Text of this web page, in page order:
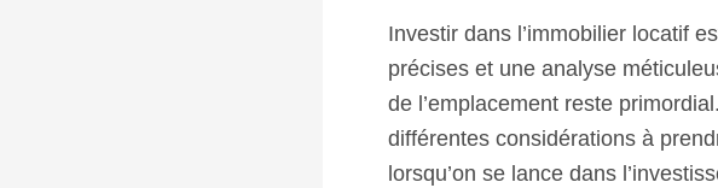
Investir dans l’immobilier locatif
précises et une analyse
de l’emplacement reste
différentes considérations à
lorsqu’on se lance dans